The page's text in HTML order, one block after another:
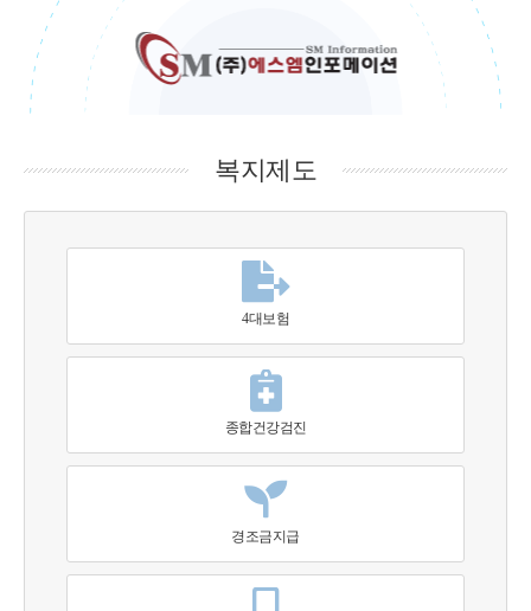
복지제도
4대보험
종합건강검진
경조금지급